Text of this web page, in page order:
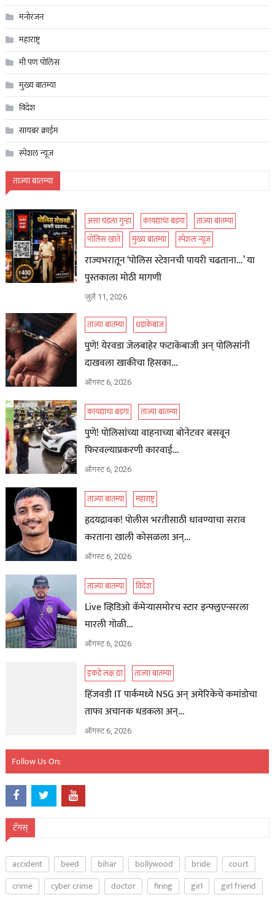
मनोरंजन
महाराष्ट्र
मी पण पोलिस
मुख्य बातम्या
विदेश
सायबर क्राईम
स्पेशल न्यूज
ताज्या बातम्या
असा घडला गुन्हा कायद्याचा बडगा
ताज्या बातम्या
पोलिस खाते
मुख्य बातम्या स्पेशल न्यूज
राज्यभरातून ‘पोलिस स्टेशनची पायरी चढताना…’ या
पुस्तकाला मोठी मागणी
जुलै 11, 2026
ताज्या बातम्या धडाकेबाज
पुणे! येरवडा जेलबाहेर फटाकेबाजी अन् पोलिसांनी
दाखवला खाकीचा हिसका…
ऑगस्ट 6, 2026
कायद्याचा बडगा ताज्या बातम्या
पुणे! पोलिसांच्या वाहनाच्या बोनेटवर बसवून
फिरवल्याप्रकरणी कारवाई…
ऑगस्ट 6, 2026
ताज्या बातम्या महाराष्ट्र
हृदयद्रावक! पोलीस भरतीसाठी धावण्याचा सराव
करताना खाली कोसळला अन्…
ऑगस्ट 6, 2026
ताज्या बातम्या विदेश
Live व्हिडिओ कॅमेऱ्यासमोरच स्टार इन्फ्लुएन्सरला
मारली गोळी…
ऑगस्ट 6, 2026
इकडे लक्ष द्या ताज्या बातम्या
हिंजवडी IT पार्कमध्ये NSG अन् अमेरिकेचे कमांडोचा
ताफा अचानक धडकला अन्…
ऑगस्ट 6, 2026
Follow Us On:
टॅगस्
accident beed bihar bollywood bride
court
crime
cyber crime doctor firing girl
girl friend